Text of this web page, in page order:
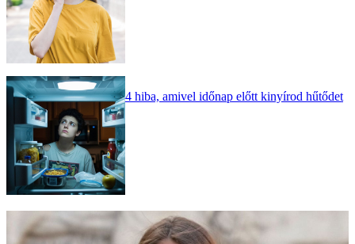
4 hiba, amivel időnap előtt kinyírod hűtődet